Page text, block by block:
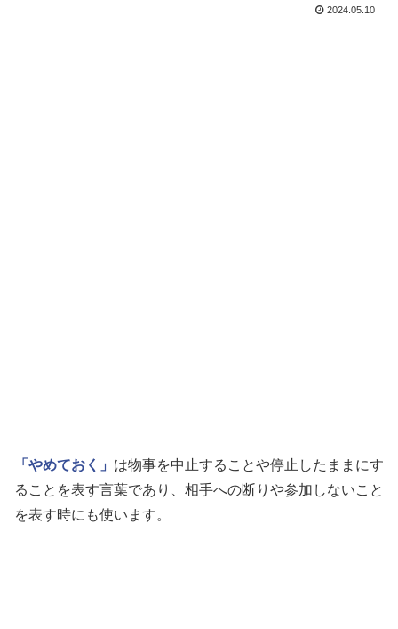
2024.05.10
「やめておく」 は物事を中止することや停止したままにす
ることを表す言葉であり、相手への断りや参加しないこと
を表す時にも使います。